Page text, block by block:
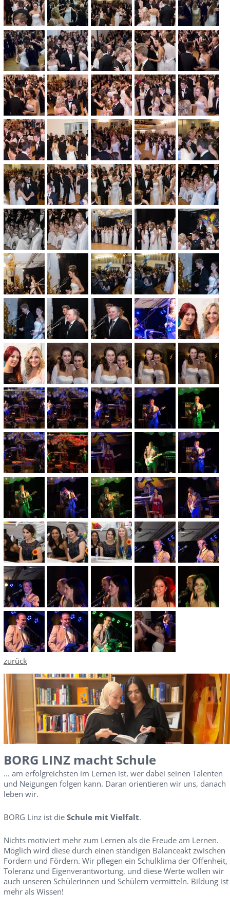
zurück
BORG LINZ macht Schule
... am erfolgreichsten im Lernen ist, wer dabei seinen Talenten
und Neigungen folgen kann. Daran orientieren wir uns, danach
leben wir.
BORG Linz ist die Schule mit Vielfalt.
Nichts motiviert mehr zum Lernen als die Freude am Lernen.
Möglich wird diese durch einen ständigen Balanceakt zwischen
Fordern und Fördern. Wir pflegen ein Schulklima der Offenheit,
Toleranz und Eigenverantwortung, und diese Werte wollen wir
auch unseren Schülerinnen und Schülern vermitteln. Bildung ist
mehr als Wissen!